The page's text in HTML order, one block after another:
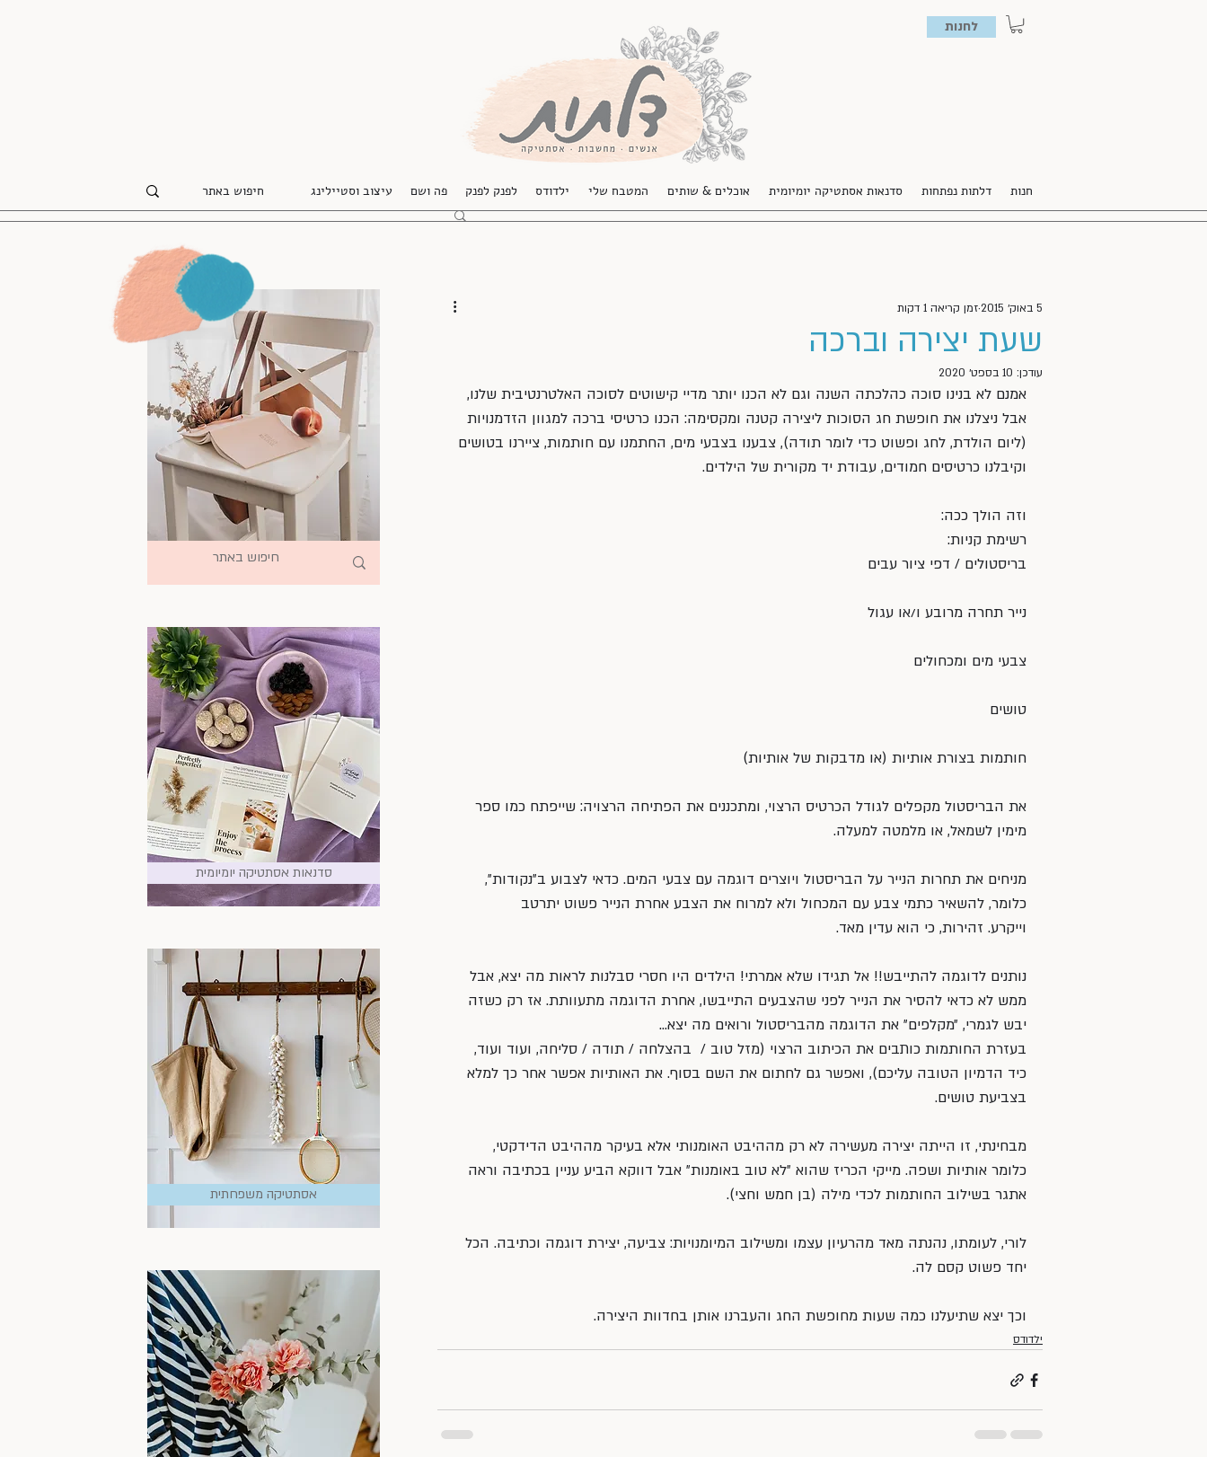
לחנות
חנות דלתות נפתחות סדנאות אסתטיקה יומיומית אוכלים & שותים המטבח שלי ילדודס לפנק לפנק פה ושם עיצוב וסטיילינג
שעת יצירה וברכה
5 באוק׳ 2015 זמן קריאה 1 דקות
עודכן: 10 בספט׳ 2020
אמנם לא בנינו סוכה כהלכתה השנה וגם לא הכנו יותר מדיי קישוטים לסוכה האלטרנטיבית שלנו,
אבל ניצלנו את חופשת חג הסוכות ליצירה קטנה ומקסימה: הכנו כרטיסי ברכה למגוון הזדמנויות
(ליום הולדת, לחג ופשוט כדי לומר תודה), צבענו בצבעי מים, החתמנו עם חותמות, ציירנו בטושים
וקיבלנו כרטיסים חמודים, עבודת יד מקורית של הילדים.
וזה הולך ככה:
רשימת קניות:
בריסטולים / דפי ציור עבים
נייר תחרה מרובע ו/או עגול
צבעי מים ומכחולים
טושים
חותמות בצורת אותיות (או מדבקות של אותיות)
את הבריסטול מקפלים לגודל הכרטיס הרצוי, ומתכננים את הפתיחה הרצויה: שייפתח כמו ספר
מימין לשמאל, או מלמטה למעלה.
מניחים את תחרות הנייר על הבריסטול ויוצרים דוגמה עם צבעי המים. כדאי לצבוע ב״נקודות״,
כלומר, להשאיר כתמי צבע עם המכחול ולא למרוח את הצבע אחרת הנייר פשוט יתרטב
וייקרע. זהירות, כי הוא עדין מאד.
נותנים לדוגמה להתייבש!! אל תגידו שלא אמרתי! הילדים היו חסרי סבלנות לראות מה יצא, אבל
ממש לא כדאי להסיר את הנייר לפני שהצבעים התייבשו, אחרת הדוגמה מתעוותת. אז רק כשזה
יבש לגמרי, ״מקלפים״ את הדוגמה מהבריסטול ורואים מה יצא…
בעזרת החותמות כותבים את הכיתוב הרצוי (מזל טוב /  בהצלחה / תודה / סליחה, ועוד ועוד,
כיד הדמיון הטובה עליכם), ואפשר גם לחתום את השם בסוף. את האותיות אפשר אחר כך למלא
בצביעת טושים.
מבחינתי, זו הייתה יצירה מעשירה לא רק מההיבט האומנותי אלא בעיקר מההיבט הדידקטי,
כלומר אותיות ושפה. מייקי הכריז שהוא ״לא טוב באומנות״ אבל דווקא הביע עניין בכתיבה וראה
אתגר בשילוב החותמות לכדי מילה (בן חמש וחצי).
לורי, לעומתו, נהנתה מאד מהרעיון עצמו ומשילוב המיומנויות: צביעה, יצירת דוגמה וכתיבה. הכל
יחד פשוט קסם לה.
וכך יצא שתיעלנו כמה שעות מחופשת החג והעברנו אותן בחדוות היצירה.
ילדודס
סדנאות אסתטיקה יומיומית
אסתטיקה משפחתית